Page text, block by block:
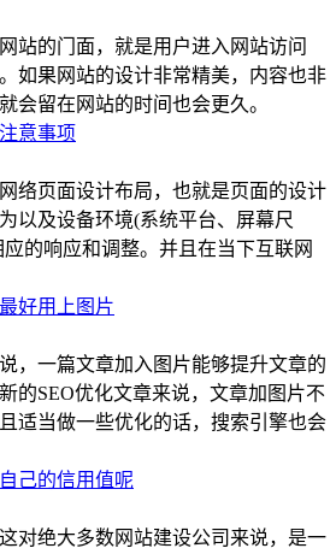
站的门面，就是用户进入网站访问
如果网站的设计非常精美，内容也非
会留在网站的时间也会更久。
意事项
络页面设计布局，也就是页面的设计
以及设备环境(系统平台、屏幕尺
的响应和调整。并且在当下互联网
好用上图片
，一篇文章加入图片能够提升文章的
的SEO优化文章来说，文章加图片不
适当做一些优化的话，搜索引擎也会
己的信用值呢
对绝大多数网站建设公司来说，是一